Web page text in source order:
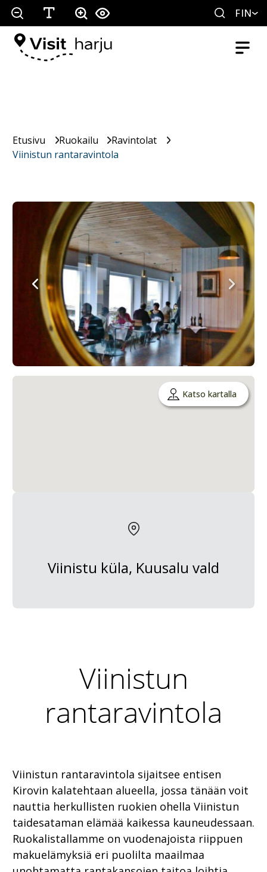
FIN
Etusivu Ruokailu
Ravintolat
Viinistun rantaravintola
Katso kartalla
Viinistu küla, Kuusalu vald
Viinistun
rantaravintola
Viinistun rantaravintola sijaitsee entisen
Kirovin kalatehtaan alueella, jossa tänään voit
nauttia herkullisten ruokien ohella Viinistun
taidesataman elämää kaikessa kauneudessaan.
Ruokalistallamme on vuodenajoista riippuen
makuelämyksiä eri puolilta maailmaa